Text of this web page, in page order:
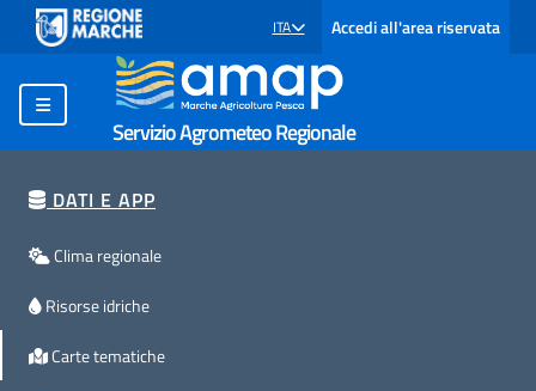
SELEZIONE LINGUA: LINGUA SELEZIONATA
ITA Accedi all'area riservata
Servizio Agrometeo Regionale
DATI E APP
Clima regionale
Risorse idriche
Carte tematiche